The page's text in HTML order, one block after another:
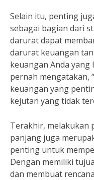
Selain itu, penting
sebagai bagian dari
darurat dapat
darurat keuangan
keuangan Anda yang
pernah mengatakan,
keuangan yang
kejutan yang tidak
Terakhir, melakukan
panjang juga
penting untuk
Dengan memiliki
dan membuat